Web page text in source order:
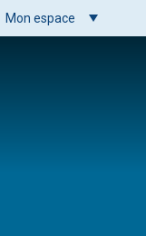
Mon espace